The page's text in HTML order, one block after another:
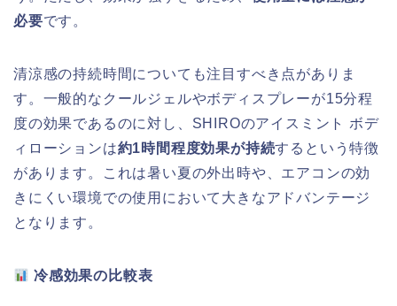
必要です。
清涼感の持続時間についても注目すべき点がありま
す。一般的なクールジェルやボディスプレーが15分程
度の効果であるのに対し、SHIROのアイスミント ボデ
ィローションは約1時間程度効果が持続するという特徴
があります。これは暑い夏の外出時や、エアコンの効
きにくい環境での使用において大きなアドバンテージ
となります。
冷感効果の比較表